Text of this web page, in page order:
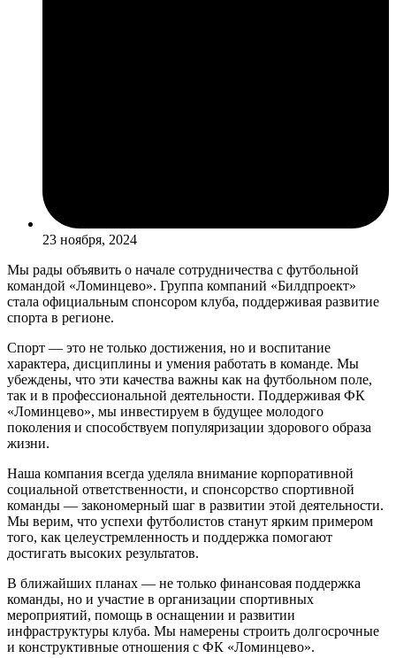
23 ноября, 2024
Мы рады объявить о начале сотрудничества с футбольной
командой «Ломинцево». Группа компаний «Билдпроект»
стала официальным спонсором клуба, поддерживая развитие
спорта в регионе.
Спорт — это не только достижения, но и воспитание
характера, дисциплины и умения работать в команде. Мы
убеждены, что эти качества важны как на футбольном поле,
так и в профессиональной деятельности. Поддерживая ФК
«Ломинцево», мы инвестируем в будущее молодого
поколения и способствуем популяризации здорового образа
жизни.
Наша компания всегда уделяла внимание корпоративной
социальной ответственности, и спонсорство спортивной
команды — закономерный шаг в развитии этой деятельности.
Мы верим, что успехи футболистов станут ярким примером
того, как целеустремленность и поддержка помогают
достигать высоких результатов.
В ближайших планах — не только финансовая поддержка
команды, но и участие в организации спортивных
мероприятий, помощь в оснащении и развитии
инфраструктуры клуба. Мы намерены строить долгосрочные
и конструктивные отношения с ФК «Ломинцево».